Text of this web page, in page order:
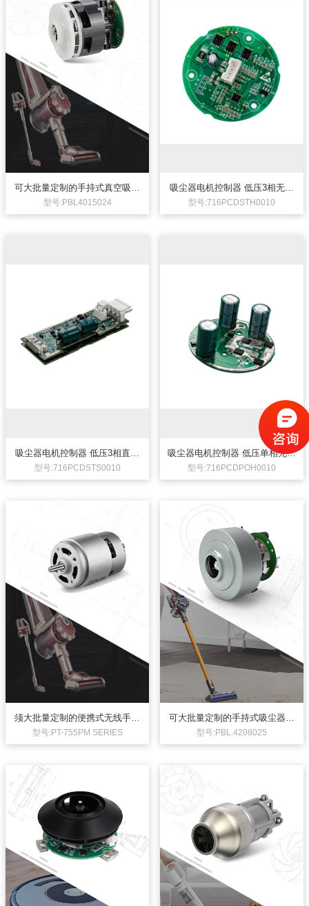
可大批量定制的手持式真空吸尘
器电机24V350W无刷直流电机
型号:PBL4015024
可大批量定制的手持式真空吸尘器
电机24V350W无刷直流电机
功率:350W
转速:100000±10%
手持式吸尘器24V无刷直流电机，
为某知名吸尘器品牌开发，为吸尘
器提供最佳转速和吸力，高转速，
长寿命，高效率，电压可定制。力
制周期短，节约成本。
吸尘器电机控制器 低压3相无刷
直流电机控制器
型号:716PCDSTH0010
吸尘器电机控制器 低压3相无刷直
流电机控制器
低压3相无刷直流电机控制器，
DC12/DC24V输入，弦波、有霍尔
起动+无霍尔运行控制。功率
<60W，带调速控制。2对极电机，
转速可达10000rpm。此电机控制板
为非标定制品，仅供参考。
应用领域：无叶风扇
电机控制板：Φ54*H15
吸尘器电机控制器 低压3相直流
无刷电机控制器
型号:716PCDSTS0010
吸尘器电机控制器 低压3相直流无
刷电机控制器
低压3相直流无刷电机控制器，
DC12～25V输入，弦波、无霍尔控
吸尘器电机控制器 低压单相无刷
直流电机控制器
型号:716PCDPOH0010
吸尘器电机控制器 低压单相无刷直
流电机控制器
低压单相无刷直流电机控制器。
DC7.2V~25V输入，方波、有霍尔
须大批量定制的便携式无线手持
吸尘器电机19.3V180W直流电机
型号:PT-755PM SERIES
可大批量定制的手持式吸尘器电
机25.2V158.7 W无刷直流电机
型号:PBL.4208025